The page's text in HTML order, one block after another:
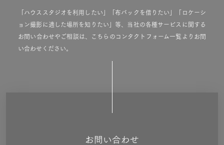
「ハウススタジオを利用したい」「布バックを借りたい」「ロケーシ
ョン撮影に適した場所を知りたい」等、当社の各種サービスに関する
お問い合わせやご相談は、こちらのコンタクトフォーム一覧よりお問
い合わせください。
お問い合わせ